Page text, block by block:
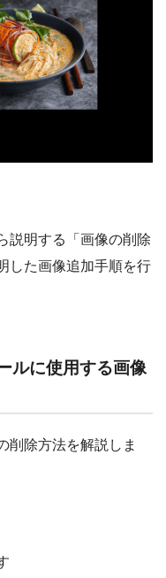
説明する「画像の削除
した画像追加手順を行
ルに使用する画像
削除方法を解説しま